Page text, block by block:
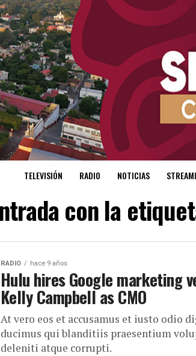
TELEVISIÓN RADIO NOTICIAS
con la
RADIO hace 9 años
Hulu hires Google marketing
Kelly Campbell as CMO
At vero eos et accusamus et iusto odio
ducimus qui blanditiis praesentium
deleniti atque corrupti.